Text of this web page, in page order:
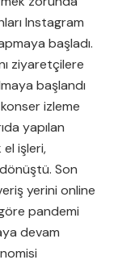
Instagram
başladı.
ziyaretçilere
başlandı
izleme
yapılan
işleri,
Son
yerini online
pandemi
devam